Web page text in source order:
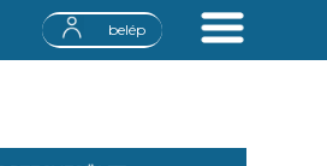
belép